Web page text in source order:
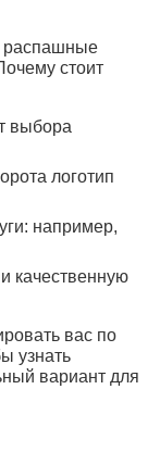
распашные
стоит
выбора
логотип
например,
качественную
вас по
узнать
вариант для